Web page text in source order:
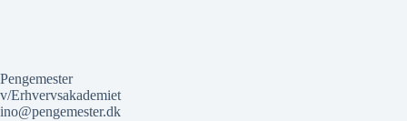
Pengemester
v/Erhvervsakademiet
ino@pengemester.dk